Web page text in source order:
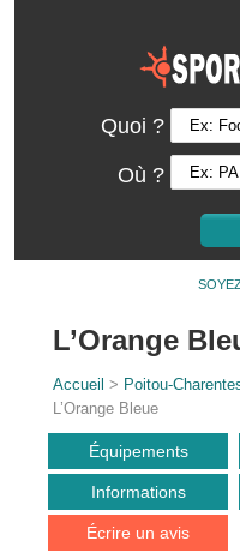
Quoi ?
Où ?
L’Orange
Accueil > Poitou-
L’Orange Bleue
Équipements
Informations
Écrire un avis